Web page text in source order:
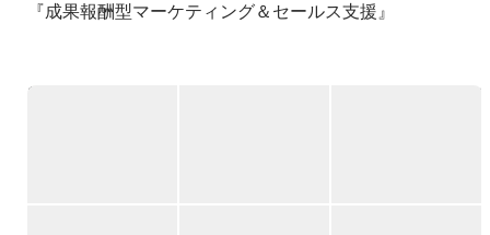
『成果報酬型マーケティング＆セールス支援』
で支援。クライアントの代わりに広告費や制作費を負担